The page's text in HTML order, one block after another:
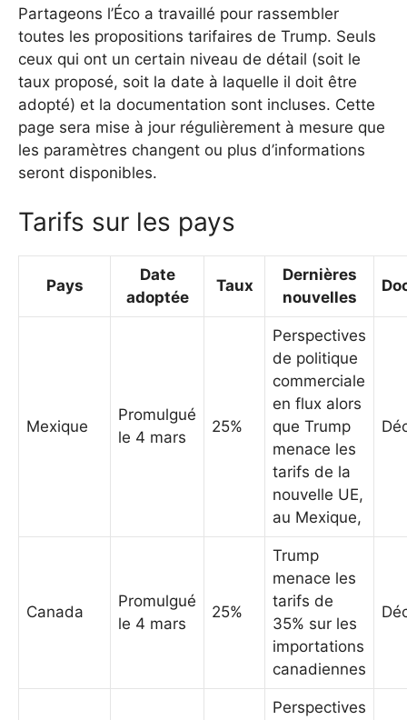
Partageons l’Éco a travaillé pour rassembler
toutes les propositions tarifaires de Trump. Seuls
ceux qui ont un certain niveau de détail (soit le
taux proposé, soit la date à laquelle il doit être
adopté) et la documentation sont incluses. Cette
page sera mise à jour régulièrement à mesure que
les paramètres changent ou plus d’informations
seront disponibles.
Tarifs sur les pays
Pays
Date
adoptée
Taux
Dernières
nouvelles
Mexique
Promulgué
le 4 mars
25%
Perspectives
de politique
commerciale
en flux alors
que Trump
menace les
tarifs de la
nouvelle UE,
au Mexique,
Canada
Promulgué
le 4 mars
25%
Trump
menace les
tarifs de
35% sur les
importations
canadiennes
Perspectives